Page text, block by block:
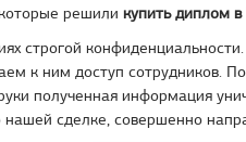
решили купить диплом в
строгой
к ним доступ сотрудников.
полученная информация
сделке, совершенно